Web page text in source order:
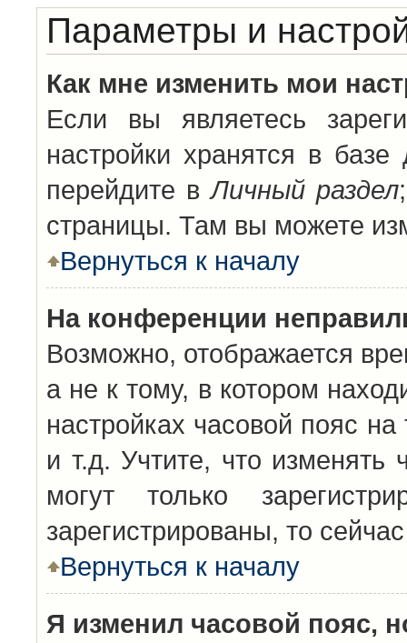
Параметры и
Как мне изменить мои
Если вы являетесь
настройки хранятся в
перейдите вЛичный раздел
страницы. Там вы можете
Вернуться к началу
На конференции
Возможно, отображается
а не к тому, в котором
настройках часовой пояс
и т.д. Учтите, что изменять
могут только
зарегистрированы, то
Вернуться к началу
Я изменил часовой пояс,